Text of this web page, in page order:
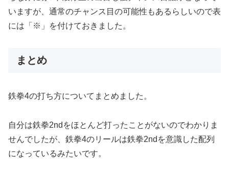
いますが、通常のチャンス目の可能性もあるらしいので表
には「※」を付けておきました。
まとめ
鉄拳4の打ち方についてまとめました。
自分は鉄拳2ndをほとんど打ったことがないのでわかりま
せんでしたが、鉄拳4のリールは鉄拳2ndを意識した配列
になっているみたいです。